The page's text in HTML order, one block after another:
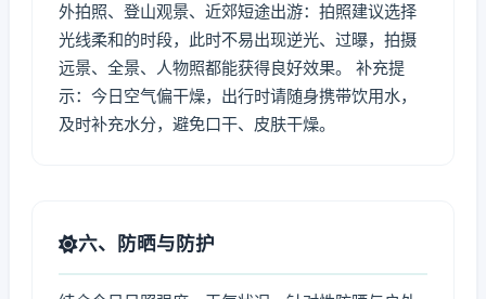
外拍照、登山观景、近郊短途出游：拍照建议选择
光线柔和的时段，此时不易出现逆光、过曝，拍摄
远景、全景、人物照都能获得良好效果。 补充提
示：今日空气偏干燥，出行时请随身携带饮用水，
及时补充水分，避免口干、皮肤干燥。
六、防晒与防护